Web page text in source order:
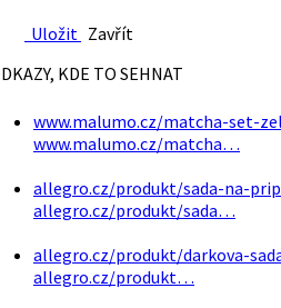
Uložit Zavřít
KDE TO SEHNAT
www.malumo.cz/matcha-set-
www.malumo.cz/matcha…
allegro.cz/produkt/sada-na-
allegro.cz/produkt/sada…
allegro.cz/produkt/darkova-
allegro.cz/produkt…